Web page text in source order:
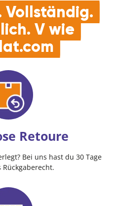
Vollständig.
V wie
Retoure
Bei uns hast du 30 Tage
Rückgaberecht.